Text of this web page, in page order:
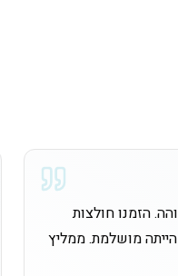
הזמנו חולצות
מושלמת. ממליץ